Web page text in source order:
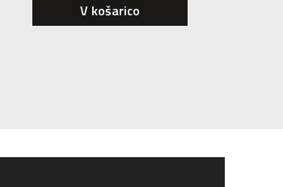
V košarico